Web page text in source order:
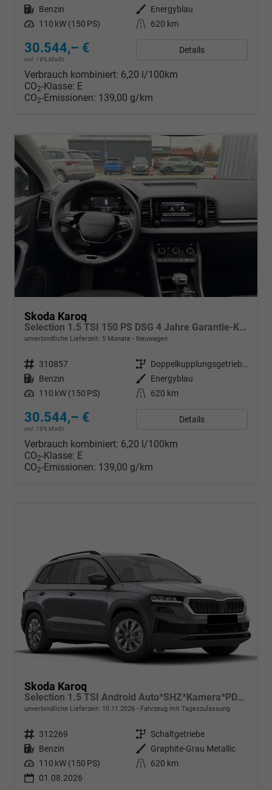
Kraftstoff Benzin Außenfarbe
Energyblau
Leistung 110 kW (150 PS) Kilometerstand 620 km
30.544,– €
incl. 19% MwSt.
Details
Verbrauch kombiniert: 6,20 l/100km
CO2-Klasse: E
CO2-Emissionen: 139,00 g/km
Skoda Karoq
Selection 1.5 TSI 150 PS DSG 4 Jahre Garantie-Keyless Start-AppleCarPlay-AndroidAuto-Sunset-Tempomat-2-Zonen-Klima-16''Alu
unverbindliche Lieferzeit: 5 Monate Neuwagen
Fahrzeugnr. 310857 Getriebe
Doppelkupplungsgetriebe (DSG)
Kraftstoff Benzin Außenfarbe
Energyblau
Leistung 110 kW (150 PS) Kilometerstand 620 km
30.544,– €
incl. 19% MwSt.
Details
Verbrauch kombiniert: 6,20 l/100km
CO2-Klasse: E
CO2-Emissionen: 139,00 g/km
Skoda Karoq
Selection 1.5 TSI Android Auto*SHZ*Kamera*PDC v/h*Klimaauto*SUNSET*LED
unverbindliche Lieferzeit: 10.11.2026 Fahrzeug mit Tageszulassung
Fahrzeugnr. 312269 Getriebe Schaltgetriebe
Kraftstoff Benzin Außenfarbe
Graphite-Grau Metallic
Leistung 110 kW (150 PS) Kilometerstand
620 km
01.08.2026